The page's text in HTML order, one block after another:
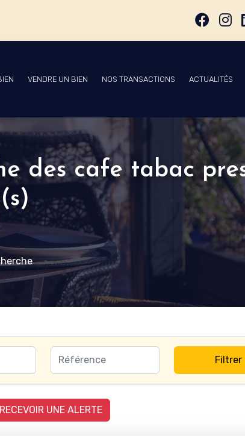
VENDRE UN BIEN NOS TRANSACTIONS ACTUALITÉS
des cafe tabac
Filtrer
UNE ALERTE